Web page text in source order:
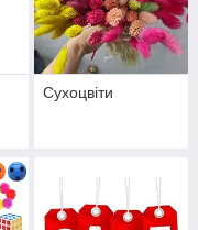
Сухоцвіти